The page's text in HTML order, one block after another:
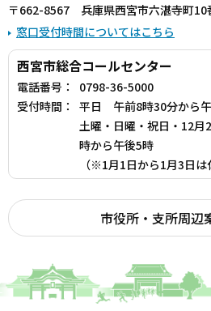
〒662-8567 兵庫県西宮市六湛寺町10
窓口受付時間についてはこちら
西宮市総合コールセンター
電話番号：
0798-36-5000
受付時間：
平日 午前8時30分から
土曜・日曜・祝日・12
時から午後5時
（※1月1日から1月3日は
市役所・支所周辺